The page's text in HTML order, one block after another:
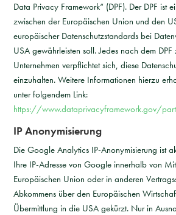
Data Privacy Framework“ (DPF). Der DPF ist
zwischen der Europäischen Union und den
europäischer Datenschutzstandards bei
USA gewährleisten soll. Jedes nach dem DPF
Unternehmen verpflichtet sich, diese
einzuhalten. Weitere Informationen hierzu
unter folgendem Link:
https://www.dataprivacyframework.gov/
IP Anonymisierung
Die Google Analytics IP-Anonymisierung ist
Ihre IP-Adresse von Google innerhalb von
Europäischen Union oder in anderen
Abkommens über den Europäischen
Übermittlung in die USA gekürzt. Nur in